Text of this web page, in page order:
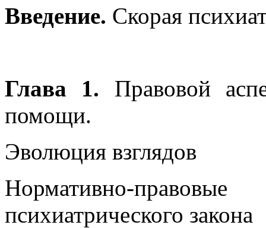
Введение. Скорая
Глава 1. Правовой
помощи.
Эволюция взглядов
Нормативно-
психиатрического закона